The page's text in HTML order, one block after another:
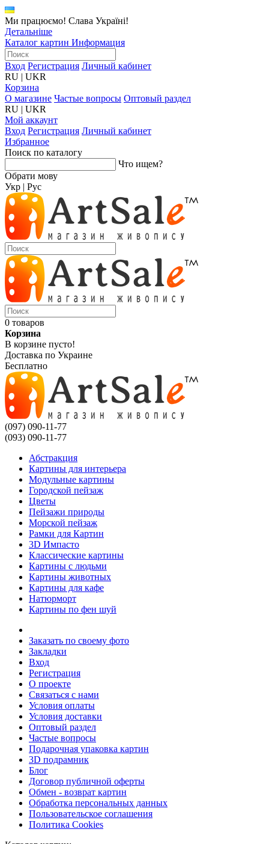
Ми працюємо! Слава Україні!
Детальніше
Каталог картин Информация
Вход Регистрация Личный кабинет
RU | UKR
Корзина
О магазине Частые вопросы Оптовый раздел
RU | UKR
Мой аккаунт
Вход Регистрация Личный кабинет
Избранное
Поиск по каталогу
Что ищем?
Обрати мову
Укр | Рус
0 товаров
Корзина
В корзине пусто!
Доставка по Украине
Бесплатно
(097) 090-11-77
(093) 090-11-77
Абстракция
Картины для интерьера
Модульные картины
Городской пейзаж
Цветы
Пейзажи природы
Морской пейзаж
Рамки для Картин
3D Импасто
Классические картины
Картины с людьми
Картины животных
Картины для кафе
Натюрморт
Картины по фен шуй
Заказать по своему фото
Закладки
Вход
Регистрация
О проекте
Связаться с нами
Условия оплаты
Условия доставки
Оптовый раздел
Частые вопросы
Подарочная упаковка картин
3D подрамник
Блог
Договор публичной оферты
Обмен - возврат картин
Обработка персональных данных
Пользовательское соглашения
Политика Cookies